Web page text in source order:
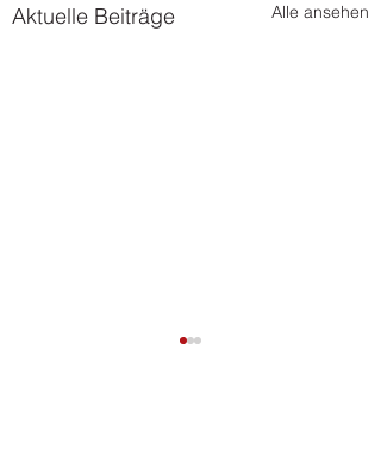
Aktuelle Beiträge Alle ansehen